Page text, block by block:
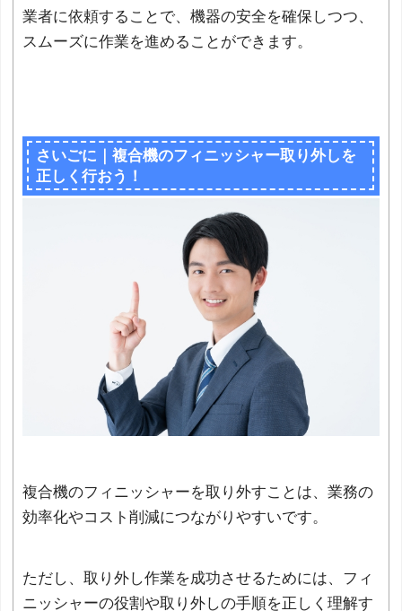
業者に依頼することで、機器の安全を確保しつつ、
スムーズに作業を進めることができます。
さいごに｜複合機のフィニッシャー取り外しを
正しく行おう！
複合機のフィニッシャーを取り外すことは、業務の
効率化やコスト削減につながりやすいです。
ただし、取り外し作業を成功させるためには、フィ
ニッシャーの役割や取り外しの手順を正しく理解す